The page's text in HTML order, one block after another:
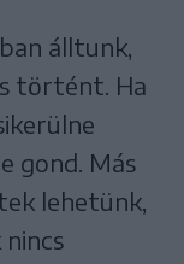
álltunk,
történt. Ha
gond. Más
lehetünk,
nincs